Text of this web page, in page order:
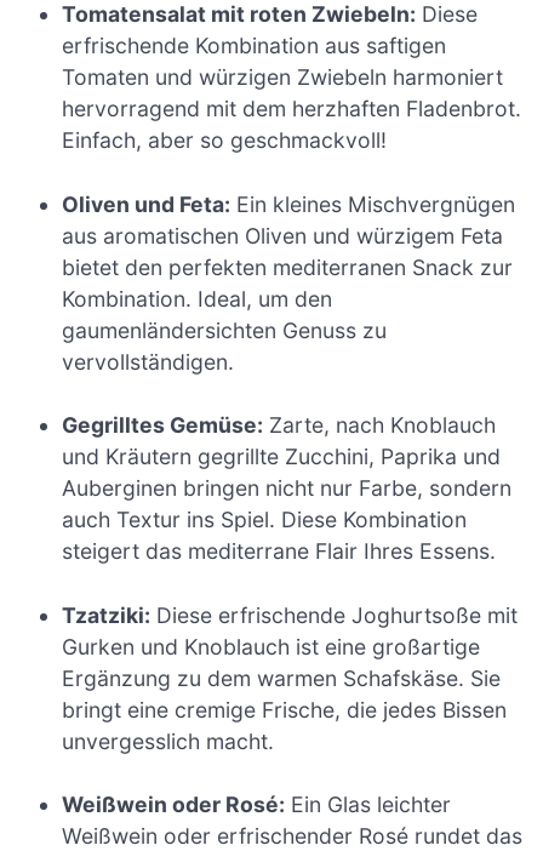
Tomatensalat mit roten Zwiebeln: Diese
erfrischende Kombination aus saftigen
Tomaten und würzigen Zwiebeln harmoniert
hervorragend mit dem herzhaften Fladenbrot.
Einfach, aber so geschmackvoll!
Oliven und Feta: Ein kleines Mischvergnügen
aus aromatischen Oliven und würzigem Feta
bietet den perfekten mediterranen Snack zur
Kombination. Ideal, um den
gaumenländersichten Genuss zu
vervollständigen.
Gegrilltes Gemüse: Zarte, nach Knoblauch
und Kräutern gegrillte Zucchini, Paprika und
Auberginen bringen nicht nur Farbe, sondern
auch Textur ins Spiel. Diese Kombination
steigert das mediterrane Flair Ihres Essens.
Tzatziki: Diese erfrischende Joghurtsoße mit
Gurken und Knoblauch ist eine großartige
Ergänzung zu dem warmen Schafskäse. Sie
bringt eine cremige Frische, die jedes Bissen
unvergesslich macht.
Weißwein oder Rosé: Ein Glas leichter
Weißwein oder erfrischender Rosé rundet das